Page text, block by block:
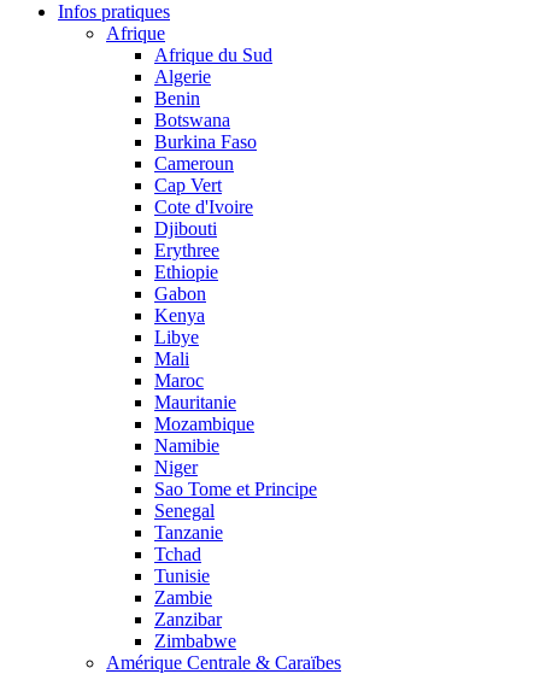
Infos pratiques
Afrique
Afrique du Sud
Algerie
Benin
Botswana
Burkina Faso
Cameroun
Cap Vert
Cote d'Ivoire
Djibouti
Erythree
Ethiopie
Gabon
Kenya
Libye
Mali
Maroc
Mauritanie
Mozambique
Namibie
Niger
Sao Tome et Principe
Senegal
Tanzanie
Tchad
Tunisie
Zambie
Zanzibar
Zimbabwe
Amérique Centrale & Caraïbes